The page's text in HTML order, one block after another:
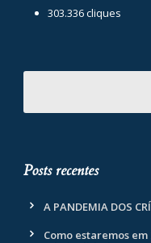
303.336 cliques
Posts recentes
A PANDEMIA DOS
Como estaremos